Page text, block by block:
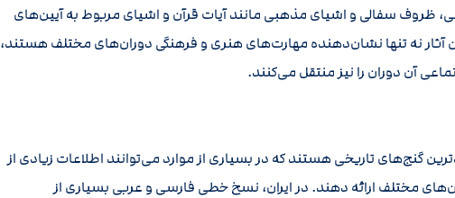
ظروف سفالی و اشیای مذهبی مانند آیات قرآن و اشیای مربوط به آیین‌های
آثار نه تنها نشان‌دهنده مهارت‌های هنری و فرهنگی دوران‌های مختلف هستند،
آن دوران را نیز منتقل می‌کنند.
گنج‌های تاریخی هستند که در بسیاری از موارد می‌توانند اطلاعات زیادی از
مختلف ارائه دهند. در ایران، نسخ خطی فارسی و عربی بسیاری از